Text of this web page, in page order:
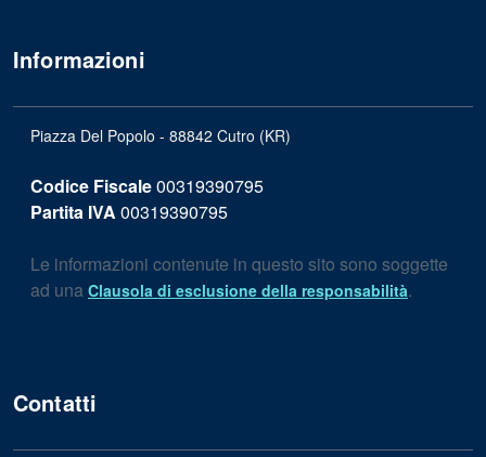
Informazioni
Piazza Del Popolo - 88842 Cutro (KR)
Codice Fiscale00319390795
Partita IVA 00319390795
Le informazioni contenute in questo sito sono soggette
ad una Clausola di esclusione della responsabilità.
Contatti